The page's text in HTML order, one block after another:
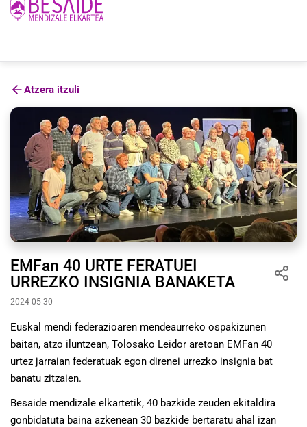
Atzera itzuli
EMFan 40 URTE FERATUEI
URREZKO INSIGNIA BANAKETA
2024-05-30
Euskal mendi federazioaren mendeaurreko ospakizunen
baitan, atzo iluntzean, Tolosako Leidor aretoan EMFan 40
urtez jarraian federatuak egon direnei urrezko insignia bat
banatu zitzaien.
Besaide mendizale elkartetik, 40 bazkide zeuden ekitaldira
gonbidatuta baina azkenean 30 bazkide bertaratu ahal izan